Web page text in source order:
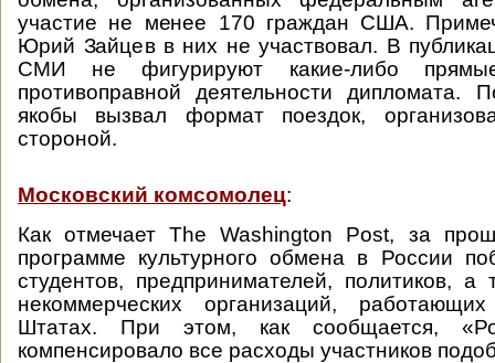
участие не менее 170 граждан США.
Юрий Зайцев в них не участвовал. В
СМИ не фигурируют какие-либо прямые
противоправной деятельности дипломата.
якобы вызвал формат поездок,
стороной.
Московский комсомолец:
Как отмечает The Washington Post, за
программе культурного обмена в России
студентов, предпринимателей, политиков, а
некоммерческих организаций,
Штатах. При этом, как сообщается,
компенсировало все расходы участников